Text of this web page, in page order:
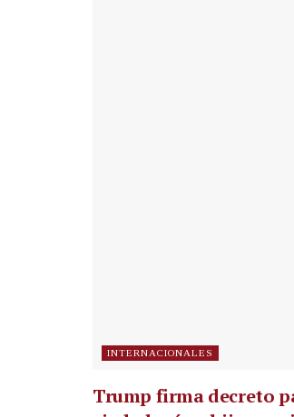
INTERNACIONALES
Trump firma decreto